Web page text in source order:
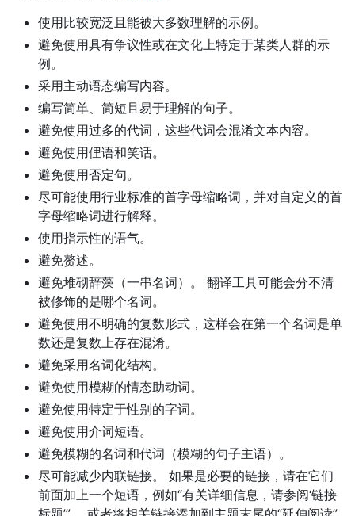
使用比较宽泛且能被大多数理解的示例。
避免使用具有争议性或在文化上特定于某类人群的示
例。
采用主动语态编写内容。
编写简单、简短且易于理解的句子。
避免使用过多的代词，这些代词会混淆文本内容。
避免使用俚语和笑话。
避免使用否定句。
尽可能使用行业标准的首字母缩略词，并对自定义的首
字母缩略词进行解释。
使用指示性的语气。
避免赘述。
避免堆砌辞藻（一串名词）。 翻译工具可能会分不清
被修饰的是哪个名词。
避免使用不明确的复数形式，这样会在第一个名词是单
数还是复数上存在混淆。
避免采用名词化结构。
避免使用模糊的情态助动词。
避免使用特定于性别的字词。
避免使用介词短语。
避免模糊的名词和代词（模糊的句子主语）。
尽可能减少内联链接。 如果是必要的链接，请在它们
前面加上一个短语，例如“有关详细信息，请参阅‘链接